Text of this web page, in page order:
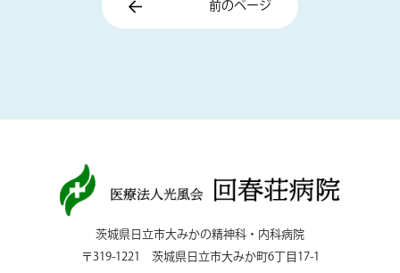
前のページ
茨城県日立市大みかの精神科・内科病院
〒319-1221 茨城県日立市大みか町6丁目17-1